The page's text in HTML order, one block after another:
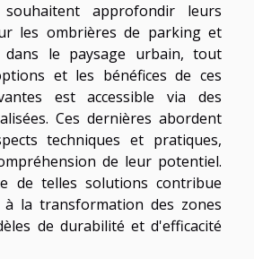
approfondir leurs
les ombrières de parking et
le paysage urbain, tout
et les bénéfices de ces
est accessible via des
Ces dernières abordent
techniques et pratiques,
de leur potentiel.
de telles solutions contribue
à la transformation des zones
de durabilité et d'efficacité